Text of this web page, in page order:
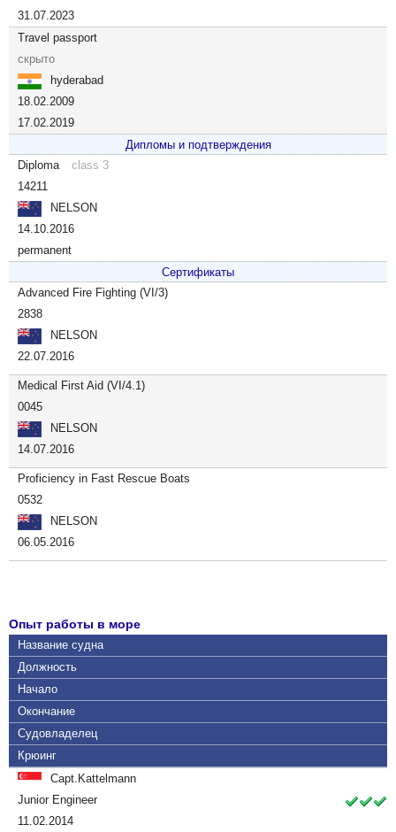
31.07.2023
Travel passport
скрыто
hyderabad
18.02.2009
17.02.2019
Дипломы и подтверждения
Diploma
class 3
14211
NELSON
14.10.2016
permanent
Сертификаты
Advanced Fire Fighting (VI/3)
2838
NELSON
22.07.2016
Medical First Aid (VI/4.1)
0045
NELSON
14.07.2016
Proficiency in Fast Rescue Boats
0532
NELSON
06.05.2016
Опыт работы в море
Название судна
Должность
Начало
Окончание
Судовладелец
Крюинг
Capt.Kattelmann
Junior Engineer
11.02.2014